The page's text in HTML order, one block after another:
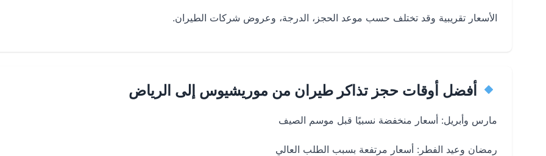
الأسعار تقريبية وقد تختلف حسب موعد الحجز، الدرجة، وعروض شركات الطيران.
أفضل أوقات حجز تذاكر طيران من موريشيوس إلى الرياض
مارس وأبريل: أسعار منخفضة نسبيًا قبل موسم الصيف
رمضان وعيد الفطر: أسعار مرتفعة بسبب الطلب العالي